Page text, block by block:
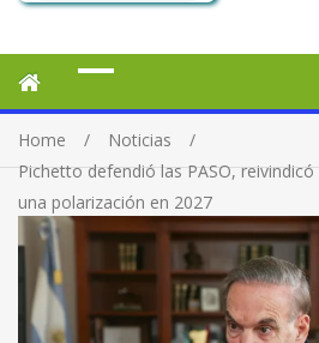
Home
Noticias
Pichetto defendió las PASO,
una polarización en 2027